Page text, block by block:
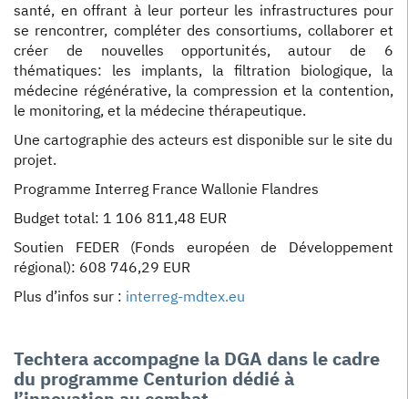
santé, en offrant à leur porteur les infrastructures pour
se rencontrer, compléter des consortiums, collaborer et
créer de nouvelles opportunités, autour de 6
thématiques: les implants, la filtration biologique, la
médecine régénérative, la compression et la contention,
le monitoring, et la médecine thérapeutique.
Une cartographie des acteurs est disponible sur le site du
projet.
Programme Interreg France Wallonie Flandres
Budget total: 1 106 811,48 EUR
Soutien FEDER (Fonds européen de Développement
régional): 608 746,29 EUR
Plus d’infos sur : interreg-mdtex.eu
Techtera accompagne la DGA dans le cadre
du programme Centurion dédié à